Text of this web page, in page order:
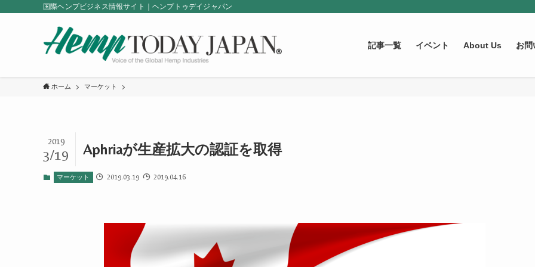
国際ヘンプビジネス情報サイト｜ヘンプトゥデイジャパン
記事一覧 イベント About Us お問
ホーム マーケット
Aphriaが生産拡大の認証を取得
2019
3/19
マーケット 2019.03.19 2019.04.16